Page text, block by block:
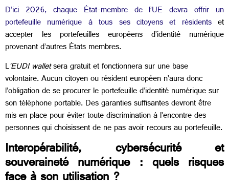
D’ici 2026, chaque État-membre de l’UE devra offrir un
portefeuille numérique à tous ses citoyens et résidentset
accepter les portefeuilles européens d’identité numérique
provenant d’autres États membres.
L’EUDI walletsera gratuit et fonctionnera sur une base
volontaire. Aucun citoyen ou résident européen n’aura donc
l’obligation de se procurer le portefeuille d’identité numérique sur
son téléphone portable. Des garanties suffisantes devront être
mis en place pour éviter toute discrimination à l’encontre des
personnes qui choisissent de ne pas avoir recours au portefeuille.
Interopérabilité, cybersécurité et
souveraineté numérique : quels risques
face à son utilisation ?